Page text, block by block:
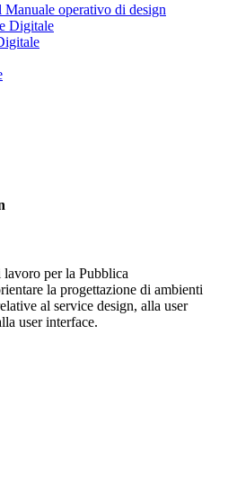
Manuale operativo di design
per la Pubblica
la progettazione di ambienti
al service design, alla user
user interface.